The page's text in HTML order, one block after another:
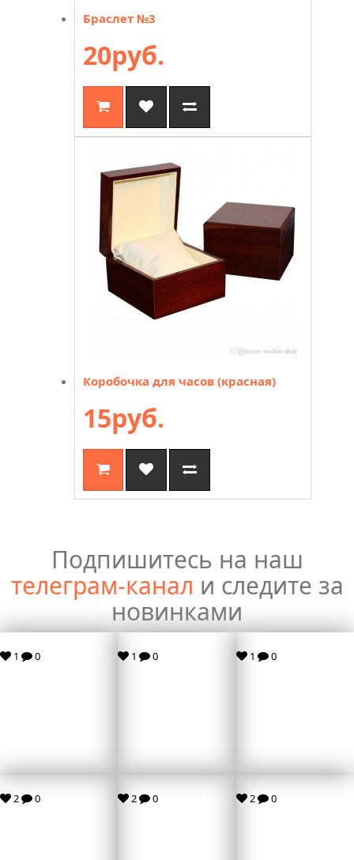
Браслет №3
20руб.
Коробочка для часов (красная)
15руб.
Подпишитесь на наш
телеграм-канал и следите за
новинками
1 0 1 0 1 0
2 0 2 0 2 0